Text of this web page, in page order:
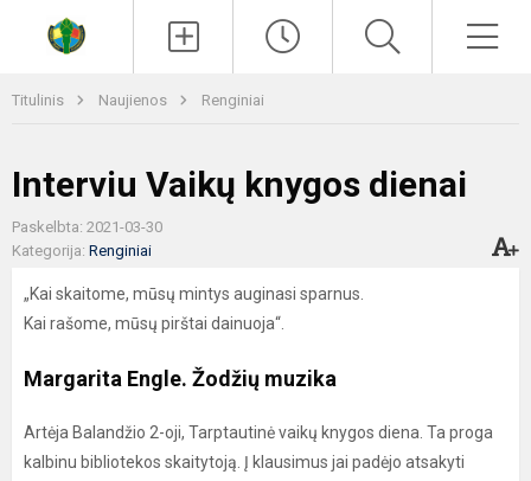
Titulinis Naujienos Renginiai
Interviu Vaikų knygos dienai
Paskelbta: 2021-03-30
Kategorija: Renginiai
„Kai skaitome, mūsų mintys auginasi sparnus.
Kai rašome, mūsų pirštai dainuoja“.
Margarita Engle. Žodžių muzika
Artėja Balandžio 2-oji, Tarptautinė vaikų knygos diena. Ta proga
kalbinu bibliotekos skaitytoją. Į klausimus jai padėjo atsakyti